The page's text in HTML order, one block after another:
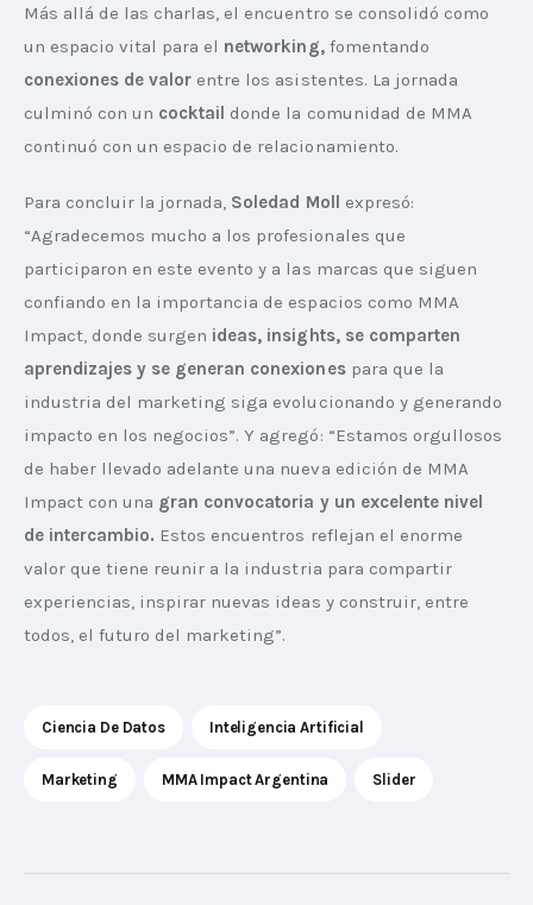
Más allá de las charlas, el encuentro se consolidó como
un espacio vital para el networking, fomentando
conexiones de valor entre los asistentes. La jornada
culminó con un cocktail donde la comunidad de MMA
continuó con un espacio de relacionamiento.
Para concluir la jornada, Soledad Moll expresó:
“Agradecemos mucho a los profesionales que
participaron en este evento y a las marcas que siguen
confiando en la importancia de espacios como MMA
Impact, donde surgen ideas, insights, se comparten
aprendizajes y se generan conexiones para que la
industria del marketing siga evolucionando y generando
impacto en los negocios”. Y agregó: “Estamos orgullosos
de haber llevado adelante una nueva edición de MMA
Impact con una gran convocatoria y un excelente nivel
de intercambio. Estos encuentros reflejan el enorme
valor que tiene reunir a la industria para compartir
experiencias, inspirar nuevas ideas y construir, entre
todos, el futuro del marketing”.
Ciencia De Datos Inteligencia Artificial
Marketing MMA Impact Argentina Slider